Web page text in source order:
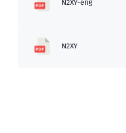
N2XY-eng
N2XY